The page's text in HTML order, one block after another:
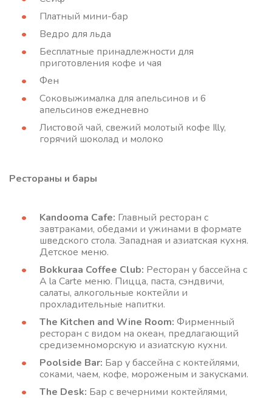
Платный мини-бар
Ведро для льда
Бесплатные принадлежности для
приготовления кофе и чая
Фен
Соковыжималка для апельсинов и 6
апельсинов ежедневно
Листовой чай, свежий молотый кофе Illy,
горячий шоколад и молоко
Рестораны и бары
Kandooma Cafe: Главный ресторан с
завтраками, обедами и ужинами в формате
шведского стола. Западная и азиатская кухня.
Детское меню.
Bokkuraa Coffee Club: Ресторан у бассейна с
A la Carte меню. Пицца, паста, сэндвичи,
салаты, алкогольные коктейли и
прохладительные напитки.
The Kitchen and Wine Room: Фирменный
ресторан с видом на океан, предлагающий
средиземноморскую и азиатскую кухни.
Poolside Bar: Бар у бассейна с коктейлями,
соками, чаем, кофе, мороженым и закусками.
The Desk: Бар с вечерними коктейлями,